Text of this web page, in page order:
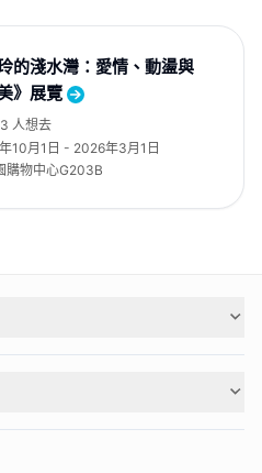
的淺水灣：愛情、動盪與
》展覽
人想去
10月1日 - 2026年3月1日
購物中心G203B